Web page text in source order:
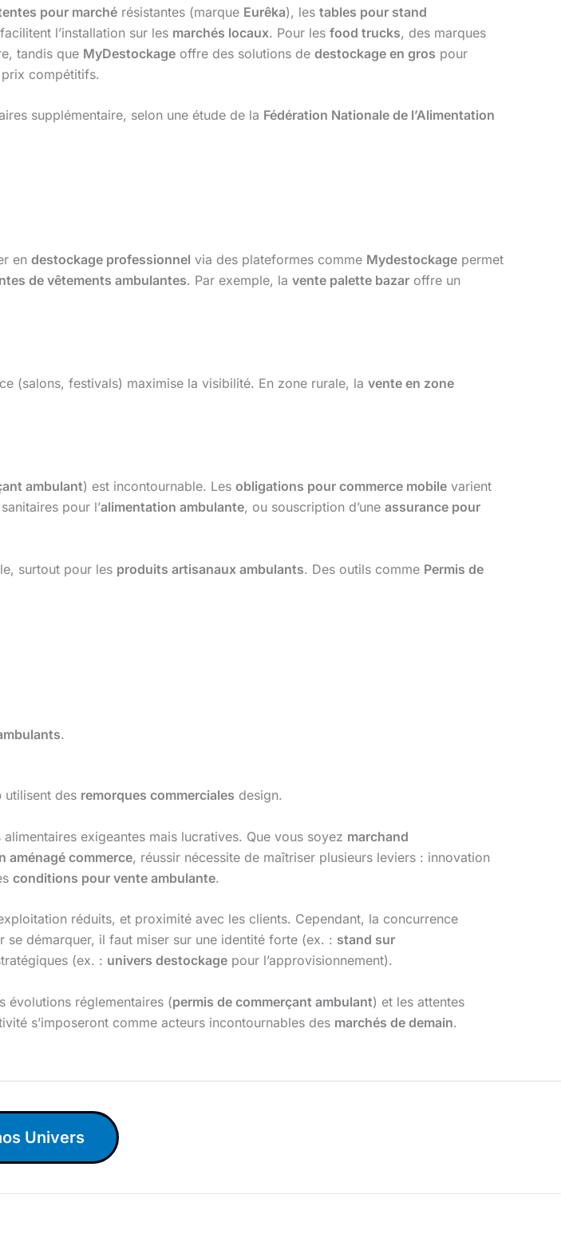
pour marché résistantes (marque Eurêka), les tables pour stand
l’installation sur les marchés locaux. Pour les food trucks, des marques
tandis que MyDestockage offre des solutions de destockage en gros pour
compétitifs.
supplémentaire, selon une étude de la Fédération Nationale de l’Alimentation
en destockage professionnel via des plateformes comme Mydestockage permet
de vêtements ambulantes. Par exemple, la vente palette bazar offre un
(salons, festivals) maximise la visibilité. En zone rurale, la vente en zone
ambulant) est incontournable. Les obligations pour commerce mobile varient
pour l’alimentation ambulante, ou souscription d’une assurance pour
surtout pour les produits artisanaux ambulants. Des outils comme Permis de
.
utilisent des remorques commerciales design.
exigeantes mais lucratives. Que vous soyez marchand
aménagé commerce, réussir nécessite de maîtriser plusieurs leviers : innovation
conditions pour vente ambulante.
réduits, et proximité avec les clients. Cependant, la concurrence
se démarquer, il faut miser sur une identité forte (ex. : stand sur
(ex. : univers destockage pour l’approvisionnement).
évolutions réglementaires (permis de commerçant ambulant) et les attentes
s’imposeront comme acteurs incontournables des marchés de demain.
Univers